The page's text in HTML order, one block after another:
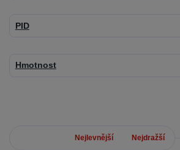
PID
Hmotnost
Nejlevnější Nejdražší